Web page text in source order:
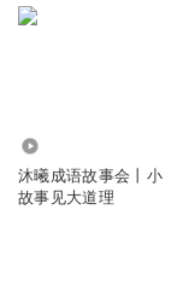
沐曦成语故事会丨小
故事见大道理